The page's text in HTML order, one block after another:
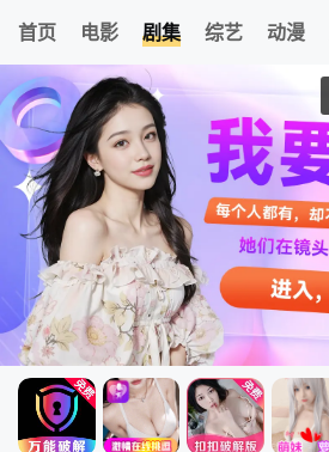
首页 电影 剧集 综艺 动漫
我的观影记录
记忆的证明
清空